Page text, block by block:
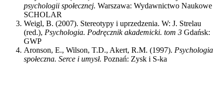
psychologii społecznej. Warszawa: Wydawnictwo Naukowe
SCHOLAR
Weigl, B. (2007). Stereotypy i uprzedzenia. W: J. Strelau
(red.), Psychologia. Podręcznik akademicki. tom 3 Gdańsk:
GWP
Aronson, E., Wilson, T.D., Akert, R.M. (1997). Psychologia
społeczna. Serce i umysł. Poznań: Zysk i S-ka